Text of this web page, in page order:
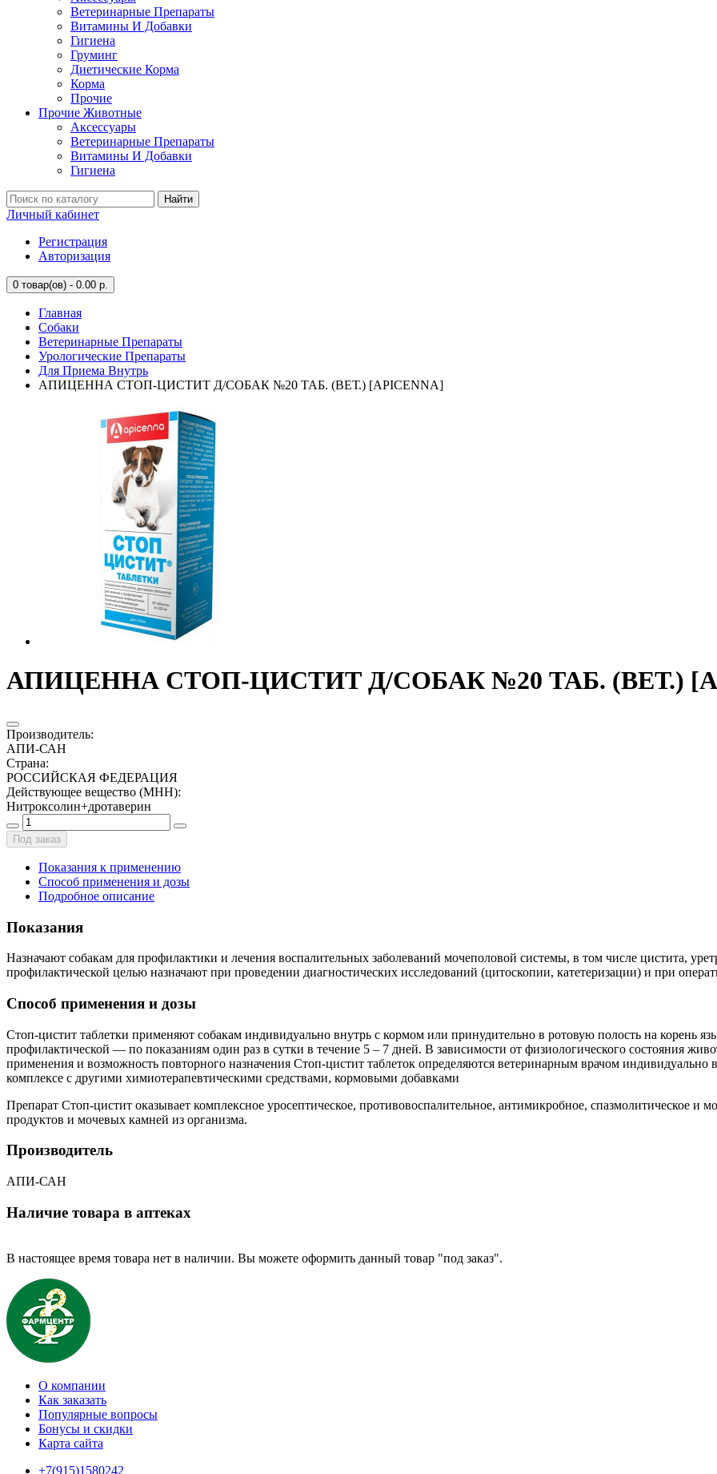
Ветеринарные Препараты
Витамины И Добавки
Гигиена
Груминг
Диетические Корма
Корма
Прочие
Прочие Животные
Аксессуары
Ветеринарные Препараты
Витамины И Добавки
Гигиена
Найти
Личный кабинет
Регистрация
Авторизация
0 товар(ов) - 0.00 р.
Главная
Собаки
Ветеринарные Препараты
Урологические Препараты
Для Приема Внутрь
АПИЦЕННА СТОП-ЦИСТИТ Д/СОБАК №20 ТАБ. (ВЕТ.) [APICENNA]
АПИЦЕННА СТОП-ЦИСТИТ Д/СОБАК №20 ТАБ. (ВЕТ.)
Производитель:
АПИ-САН
Страна:
РОССИЙСКАЯ ФЕДЕРАЦИЯ
Действующее вещество (МНН):
Нитроксолин+дротаверин
Под заказ
Показания к применению
Способ применения и дозы
Подробное описание
Показания
Назначают собакам для профилактики и лечения воспалительных заболеваний мочеполовой системы, в том числе цистита,
профилактической целью назначают при проведении диагностических исследований (цитоскопии, катетеризации) и при
Способ применения и дозы
Стоп-цистит таблетки применяют собакам индивидуально внутрь с кормом или принудительно в ротовую полость на корень
профилактической — по показаниям один раз в сутки в течение 5 – 7 дней. В зависимости от физиологического состояния
применения и возможность повторного назначения Стоп-цистит таблеток определяются ветеринарным врачом
комплексе с другими химиотерапевтическими средствами, кормовыми добавками
Препарат Стоп-цистит оказывает комплексное уросептическое, противовоспалительное, антимикробное, спазмолитическое и
продуктов и мочевых камней из организма.
Производитель
АПИ-САН
Наличие товара в аптеках
В настоящее время товара нет в наличии. Вы можете оформить данный товар "под заказ".
О компании
Как заказать
Популярные вопросы
Бонусы и скидки
Карта сайта
+7(915)1580242